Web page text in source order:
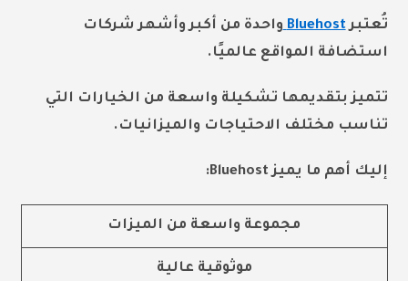
تُعتبرBluehost واحدة من أكبر وأشهر شركات
استضافة المواقع عالميًا.
تتميز بتقديمها تشكيلة واسعة من الخيارات التي
تناسب مختلف الاحتياجات والميزانيات.
إليك أهم ما يميز Bluehost:
مجموعة واسعة من الميزات
موثوقية عالية